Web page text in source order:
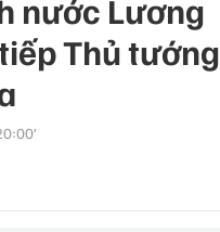
nước Lương
Thủ tướng